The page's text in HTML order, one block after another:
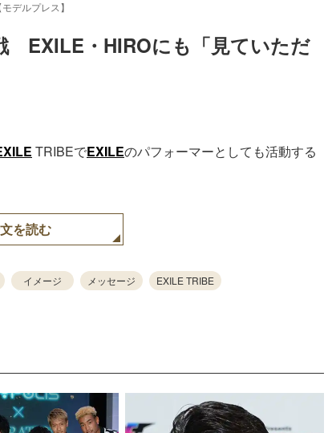
デルプレス】
　EXILE・HIROにも「見ていただ
TRIBEでEXILEのパフォーマーとしても活動する
を読む
イメージ メッセージ EXILE TRIBE